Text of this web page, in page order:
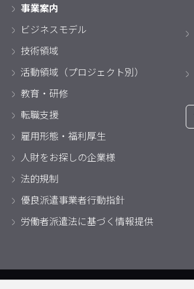
事業案内
ビジネスモデル
技術領域
活動領域（プロジェクト別）
教育・研修
転職支援
雇用形態・福利厚生
人財をお探しの企業様
法的規制
優良派遣事業者行動指針
労働者派遣法に基づく情報提供